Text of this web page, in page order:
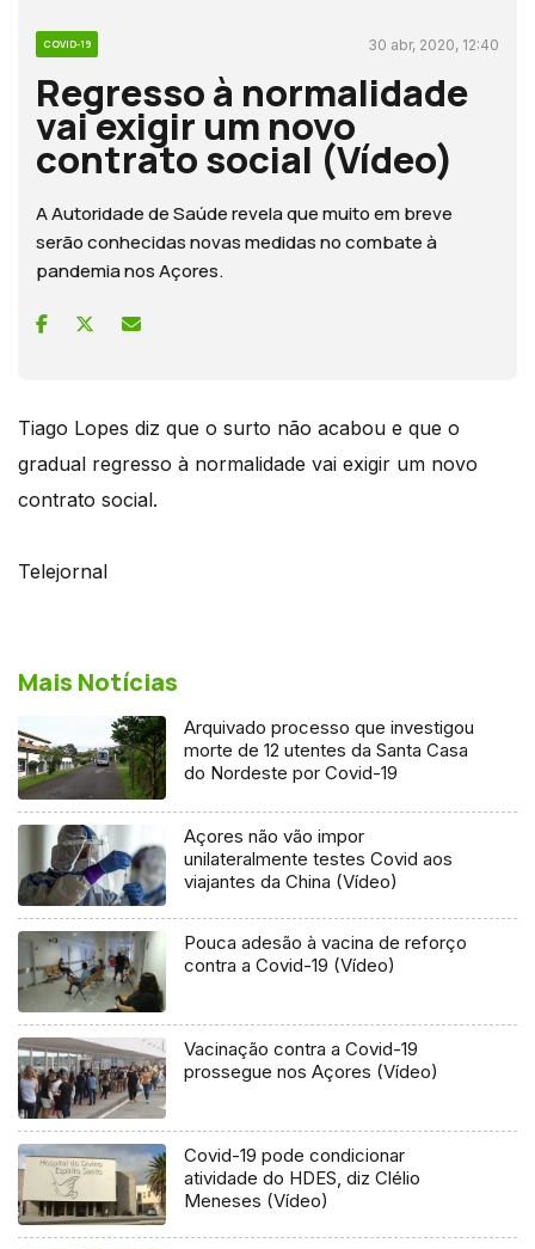
COVID-19 30 abr, 2020, 12:40
Regresso à normalidade
vai exigir um novo
contrato social (Vídeo)
A Autoridade de Saúde revela que muito em breve
serão conhecidas novas medidas no combate à
pandemia nos Açores.
Tiago Lopes diz que o surto não acabou e que o
gradual regresso à normalidade vai exigir um novo
contrato social.
Telejornal
Mais Notícias
Arquivado processo que investigou
morte de 12 utentes da Santa Casa
do Nordeste por Covid-19
Açores não vão impor
unilateralmente testes Covid aos
viajantes da China (Vídeo)
Pouca adesão à vacina de reforço
contra a Covid-19 (Vídeo)
Vacinação contra a Covid-19
prossegue nos Açores (Vídeo)
Covid-19 pode condicionar
atividade do HDES, diz Clélio
Meneses (Vídeo)